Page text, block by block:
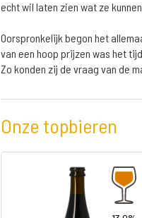
echt wil laten zien wat ze
Oorspronkelijk begon het
van een hoop prijzen was het
Zo konden zij de vraag van de
Onze topbieren